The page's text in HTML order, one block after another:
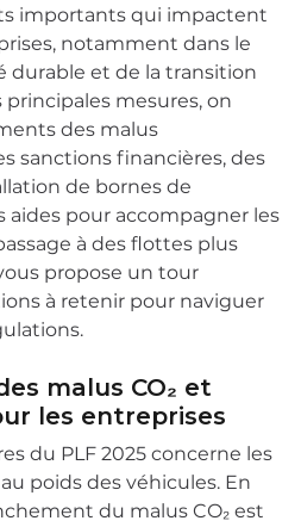
importants qui impactent
notamment dans le
durable et de la transition
mesures, on
des malus
sanctions financières, des
de bornes de
aides pour accompagner les
à des flottes plus
propose un tour
à retenir pour naviguer
malus CO₂ et
les entreprises
du PLF 2025 concerne les
poids des véhicules. En
du malus CO₂ est